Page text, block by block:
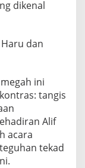
dikenal
dan
ini
tangis
Alif
acara
tekad